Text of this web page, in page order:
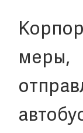
меры,